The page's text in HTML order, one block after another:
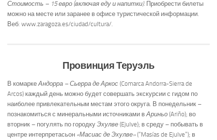
Стоимость – 15 евро (включая еду и напитки). Приобрести билеты
можно на месте или заранее в офисе туристической информации.
Веб: www.zaragoza.es/ciudad/cultura/.
Провинция Теруэль
В комаркеАндорра – Сьерра де Аркос (Comarca Andorra-Sierra de
Arcos) каждый день можно будет совершать экскурсии с гидом по
наиболее привлекательным местам этого округа. В понедельник –
познакомиться с минеральными источниками вАриньо (Ariño); во
вторник – погулять по городку Эхулве (Ejulve); в среду – побывать в
центре интерпретасьон «Масиас де Эхулве»(“Masías de Ejulve”); в